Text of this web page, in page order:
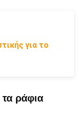
για το
ράφια